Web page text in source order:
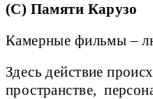
(С) Памяти Карузо
Камерные фильмы –
Здесь действие
пространстве,